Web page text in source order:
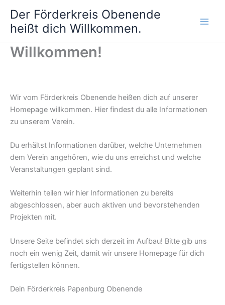
Inhalt
springen
Der Förderkreis Obenende
heißt dich Willkommen.
Willkommen!
Wir vom Förderkreis Obenende heißen dich auf unserer
Homepage willkommen. Hier findest du alle Informationen
zu unserem Verein.
Du erhältst Informationen darüber, welche Unternehmen
dem Verein angehören, wie du uns erreichst und welche
Veranstaltungen geplant sind.
Weiterhin teilen wir hier Informationen zu bereits
abgeschlossen, aber auch aktiven und bevorstehenden
Projekten mit.
Unsere Seite befindet sich derzeit im Aufbau! Bitte gib uns
noch ein wenig Zeit, damit wir unsere Homepage für dich
fertigstellen können.
Dein Förderkreis Papenburg Obenende